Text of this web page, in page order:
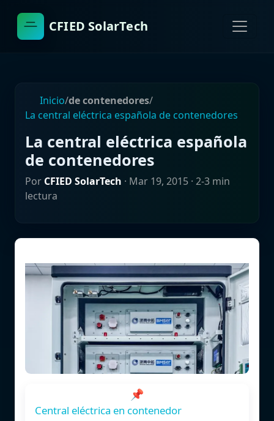
CFIED SolarTech
Inicio/de contenedores/
La central eléctrica española de contenedores
La central eléctrica española
de contenedores
Por CFIED SolarTech · Mar 19, 2015 · 2-3 min
lectura
📌
Central eléctrica en contenedor